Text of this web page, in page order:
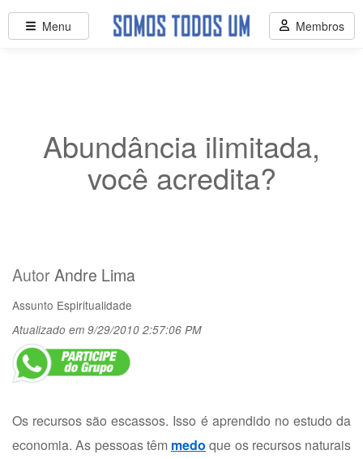
Abundância ilimitada,
você acredita?
AutorAndre Lima
Assunto Espiritualidade
Atualizado em 9/29/2010 2:57:06 PM
Os recursos são escassos. Isso é aprendido no estudo da
economia. As pessoas têm medo que os recursos naturais
Menu Membros